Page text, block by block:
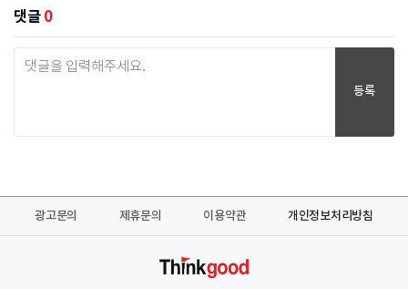
댓글 0
등록
광고문의 제휴문의 이용약관 개인정보처리방침